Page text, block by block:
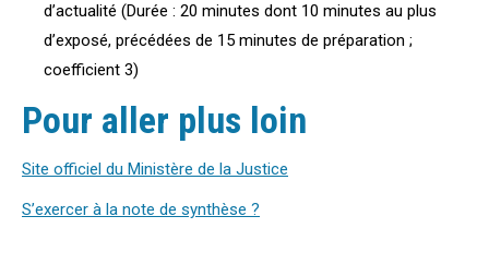
d’actualité (Durée : 20 minutes dont 10 minutes au plus
d’exposé, précédées de 15 minutes de préparation ;
coefficient 3)
Pour aller plus loin
Site officiel du Ministère de la Justice
S’exercer à la note de synthèse ?